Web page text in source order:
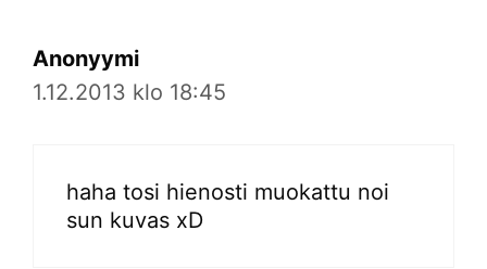
Anonyymi
1.12.2013 klo 18:45
haha tosi hienosti muokattu noi
sun kuvas xD